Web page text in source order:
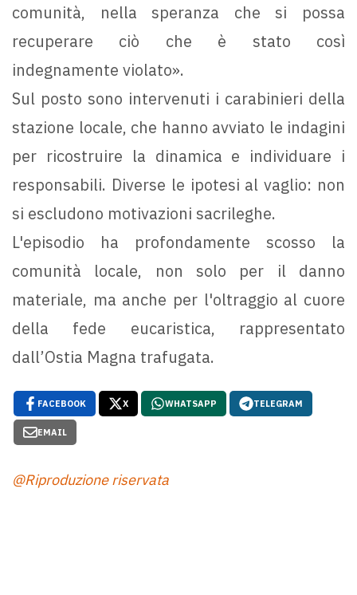
comunità, nella speranza che si possa
recuperare ciò che è stato così
indegnamente violato».
Sul posto sono intervenuti i carabinieri della
stazione locale, che hanno avviato le indagini
per ricostruire la dinamica e individuare i
responsabili. Diverse le ipotesi al vaglio: non
si escludono motivazioni sacrileghe.
L'episodio ha profondamente scosso la
comunità locale, non solo per il danno
materiale, ma anche per l'oltraggio al cuore
della fede eucaristica, rappresentato
dall’Ostia Magna trafugata.
FACEBOOK X WHATSAPP TELEGRAM
EMAIL
@Riproduzione riservata